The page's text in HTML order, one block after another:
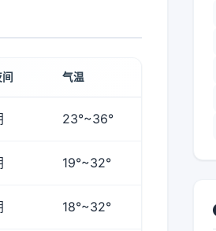
气温
23°~36°
19°~32°
18°~32°